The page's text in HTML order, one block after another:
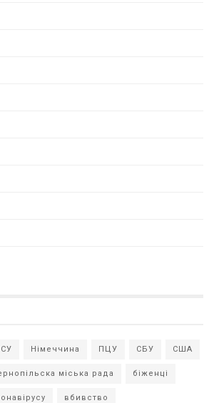
Німеччина ПЦУ СБУ США
міська рада біженці
вбивство